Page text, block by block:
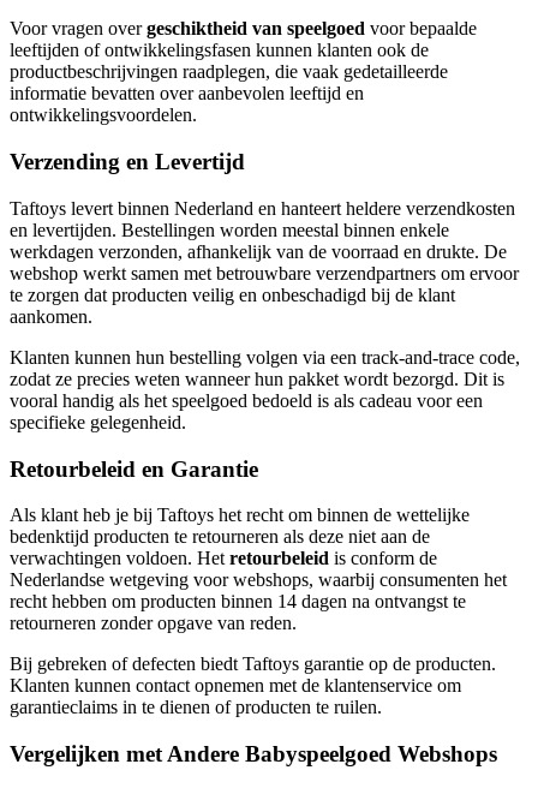
Voor vragen overgeschiktheid van speelgoed voor bepaalde
leeftijden of ontwikkelingsfasen kunnen klanten ook de
productbeschrijvingen raadplegen, die vaak gedetailleerde
informatie bevatten over aanbevolen leeftijd en
ontwikkelingsvoordelen.
Verzending en Levertijd
Taftoys levert binnen Nederland en hanteert heldere verzendkosten
en levertijden. Bestellingen worden meestal binnen enkele
werkdagen verzonden, afhankelijk van de voorraad en drukte. De
webshop werkt samen met betrouwbare verzendpartners om ervoor
te zorgen dat producten veilig en onbeschadigd bij de klant
aankomen.
Klanten kunnen hun bestelling volgen via een track-and-trace code,
zodat ze precies weten wanneer hun pakket wordt bezorgd. Dit is
vooral handig als het speelgoed bedoeld is als cadeau voor een
specifieke gelegenheid.
Retourbeleid en Garantie
Als klant heb je bij Taftoys het recht om binnen de wettelijke
bedenktijd producten te retourneren als deze niet aan de
verwachtingen voldoen. Het retourbeleid is conform de
Nederlandse wetgeving voor webshops, waarbij consumenten het
recht hebben om producten binnen 14 dagen na ontvangst te
retourneren zonder opgave van reden.
Bij gebreken of defecten biedt Taftoys garantie op de producten.
Klanten kunnen contact opnemen met de klantenservice om
garantieclaims in te dienen of producten te ruilen.
Vergelijken met Andere Babyspeelgoed Webshops